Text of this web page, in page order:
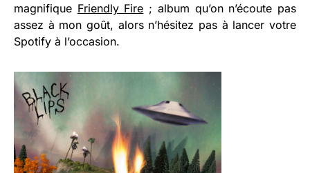
magnifique Friendly Fire ; album qu’on n’écoute pas
assez à mon goût, alors n’hésitez pas à lancer votre
Spotify à l’occasion.